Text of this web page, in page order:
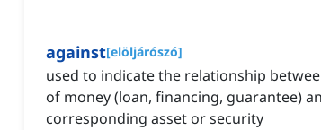
against[elöljárószó]
used to indicate the relationship
of money (loan, financing, guarantee)
corresponding asset or security